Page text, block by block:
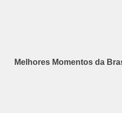
Melhores Momentos da